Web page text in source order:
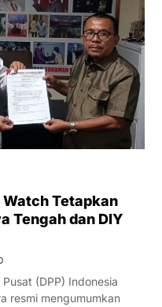
Tetapkan
Tengah dan DIY
(DPP) Indonesia
resmi mengumumkan